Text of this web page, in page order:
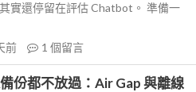
實還停留在評估 Chatbot。 準備一
前 1 個留言
份都不放過：Air Gap 與離線